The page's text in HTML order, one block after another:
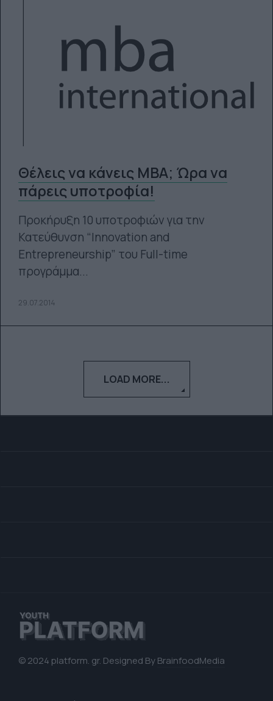
Θέλεις να κάνεις MBA; Ώρα να
πάρεις υποτροφία!
Προκήρυξη 10 υποτροφιών για την
Κατεύθυνση “Innovation and
Entrepreneurship” του Full-time
προγράμμα...
29.07.2014
LOAD MORE...
© 2024 platform. gr. Designed ByBrainfoodMedia